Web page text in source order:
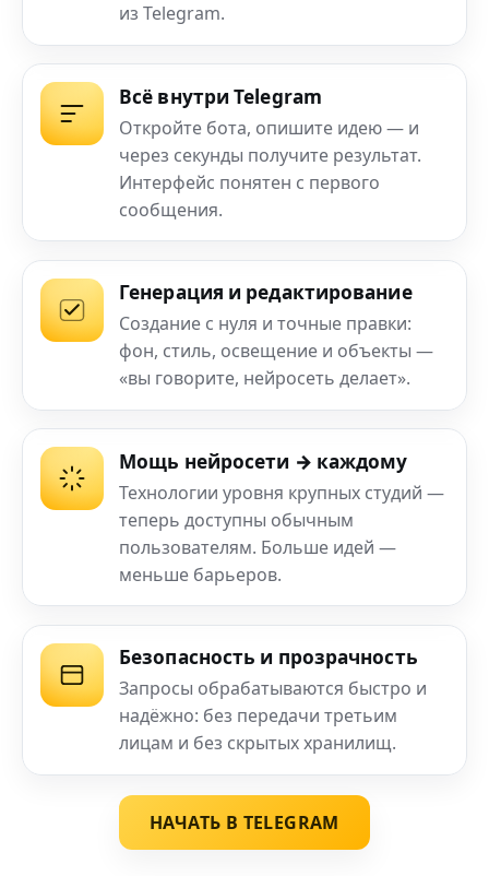
из Telegram.
Всё внутри Telegram
Откройте бота, опишите идею — и
через секунды получите результат.
Интерфейс понятен с первого
сообщения.
Генерация и редактирование
Создание с нуля и точные правки:
фон, стиль, освещение и объекты —
«вы говорите, нейросеть делает».
Мощь нейросети → каждому
Технологии уровня крупных студий —
теперь доступны обычным
пользователям. Больше идей —
меньше барьеров.
Безопасность и прозрачность
Запросы обрабатываются быстро и
надёжно: без передачи третьим
лицам и без скрытых хранилищ.
НАЧАТЬ В TELEGRAM